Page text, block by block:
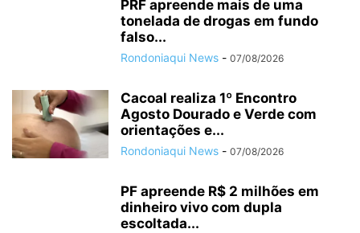
PRF apreende mais de uma
tonelada de drogas em fundo
falso...
Rondoniaqui News - 07/08/2026
Cacoal realiza 1º Encontro
Agosto Dourado e Verde com
orientações e...
Rondoniaqui News - 07/08/2026
PF apreende R$ 2 milhões em
dinheiro vivo com dupla
escoltada...